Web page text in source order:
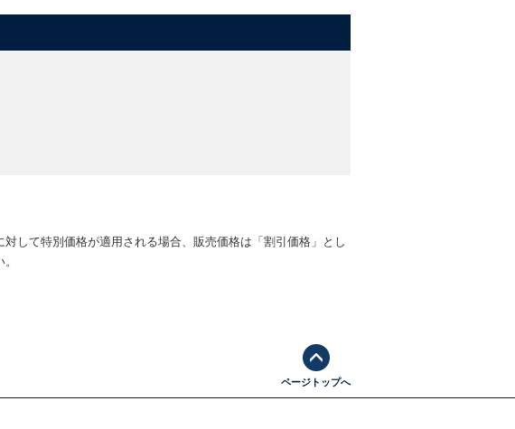
して特別価格が適用される場合、販売価格は「割引価格」とし
ページトップへ